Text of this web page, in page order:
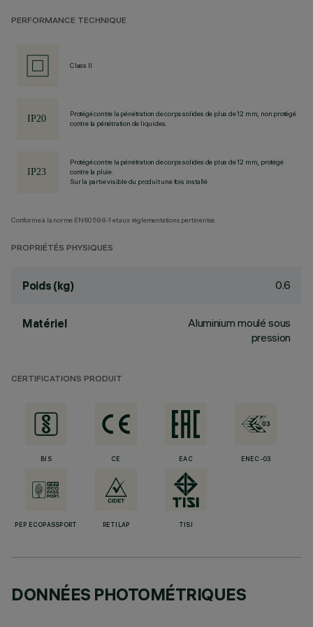
PERFORMANCE TECHNIQUE
Class II
Protégé contre la pénétration de corps solides de plus de 12 mm, non protégé
contre la pénétration de liquides.
Protégé contre la pénétration de corps solides de plus de 12 mm, protégé
contre la pluie.
Sur la partie visible du produit une fois installé
Conforme à la norme EN60598-1 et aux réglementations pertinentes.
PROPRIÉTÉS PHYSIQUES
Poids (kg) 0.6
Matériel
Aluminium moulé sous
pression
CERTIFICATIONS PRODUIT
BIS CE EAC ENEC-03
PEP ECOPASSPORT RETILAP TISI
DONNÉES PHOTOMÉTRIQUES